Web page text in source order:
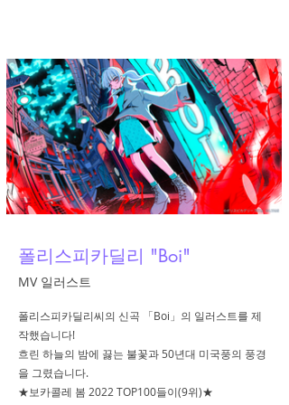
폴리스피카딜리 "Boi"
MV 일러스트
폴리스피카딜리씨의 신곡 「Boi」의 일러스트를 제
작했습니다!
흐린 하늘의 밤에 끓는 불꽃과 50년대 미국풍의 풍경
을 그렸습니다.
★보카콜레 봄 2022 TOP100들이(9위)★